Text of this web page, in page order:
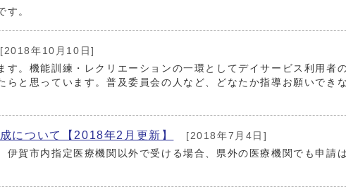
す。
[2018年10月10日]
す。機能訓練・レクリエーションの一環としてデイサービス利用者
らと思っています。普及委員会の人など、どなたか指導お願いでき
について【2018年2月更新】
[2018年7月4日]
伊賀市内指定医療機関以外で受ける場合、県外の医療機関でも申請